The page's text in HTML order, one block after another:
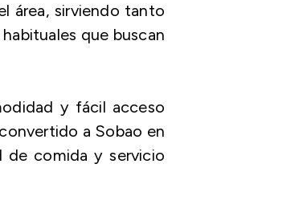
área, sirviendo tanto
que buscan
y fácil acceso
a Sobao en
de comida y servicio